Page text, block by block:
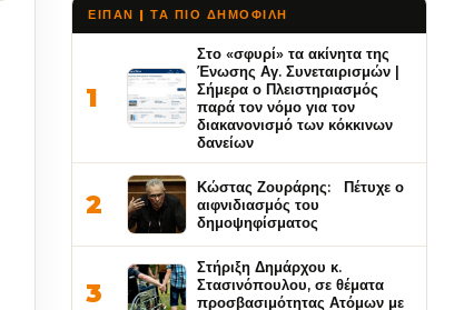
ΕΙΠΑΝ | ΤΑ ΠΙΟ ΔΗΜΟΦΙΛΉ
1
Στο «σφυρί» τα ακίνητα της
Ένωσης Αγ. Συνεταιρισμών |
Σήμερα ο Πλειστηριασμός
παρά τον νόμο για τον
διακανονισμό των κόκκινων
δανείων
2
Κώστας Ζουράρης: Πέτυχε ο
αιφνιδιασμός του
δημοψηφίσματος
3
Στήριξη Δημάρχου κ.
Στασινόπουλου, σε θέματα
προσβασιμότητας Ατόμων με